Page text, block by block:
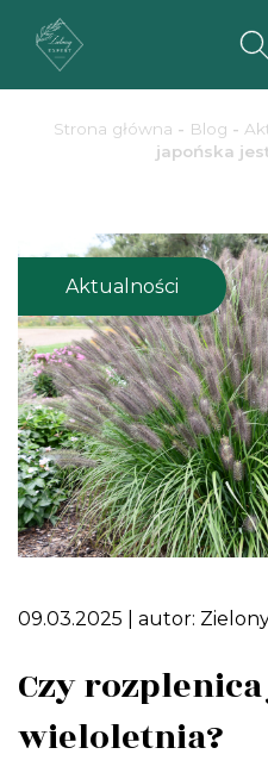
Strona główna - Blog -
japońska
Aktualności
09.03.2025 | autor:
Czy
wieloletnia?